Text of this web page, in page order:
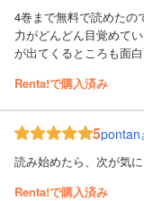
4巻まで無料で読めたの
力がどんどん目覚めて
が出てくるところも面白
Renta!で購入済み
5pontan
読み始めたら、次が気
Renta!で購入済み